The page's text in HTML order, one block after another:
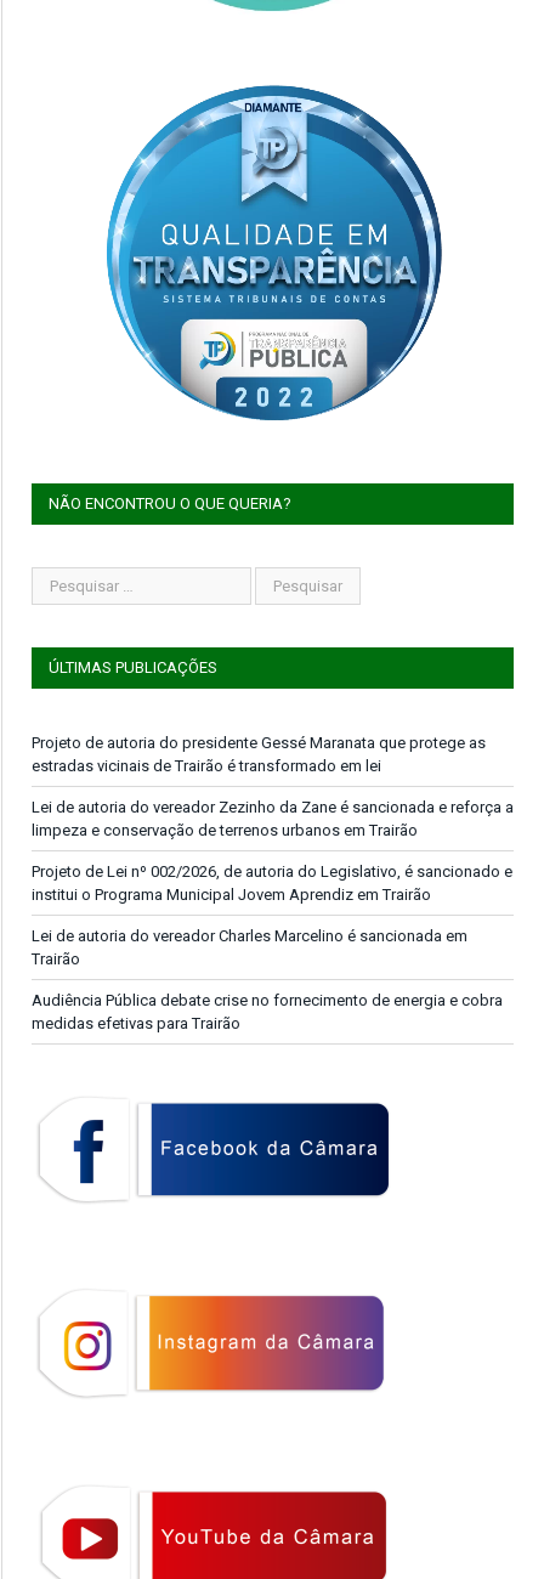
NÃO ENCONTROU O QUE QUERIA?
ÚLTIMAS PUBLICAÇÕES
Projeto de autoria do presidente Gessé Maranata que protege as
estradas vicinais de Trairão é transformado em lei
Lei de autoria do vereador Zezinho da Zane é sancionada e reforça a
limpeza e conservação de terrenos urbanos em Trairão
Projeto de Lei nº 002/2026, de autoria do Legislativo, é sancionado e
institui o Programa Municipal Jovem Aprendiz em Trairão
Lei de autoria do vereador Charles Marcelino é sancionada em
Trairão
Audiência Pública debate crise no fornecimento de energia e cobra
medidas efetivas para Trairão